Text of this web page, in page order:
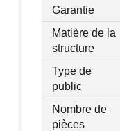
Garantie
Matière de la
structure
Type de
public
Nombre de
pièces